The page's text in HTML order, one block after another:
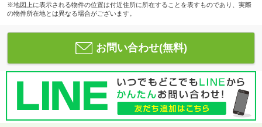
※地図上に表示される物件の位置は付近住所に所在することを表すものであり、実際
の物件所在地とは異なる場合がございます。
お問い合わせ(無料)